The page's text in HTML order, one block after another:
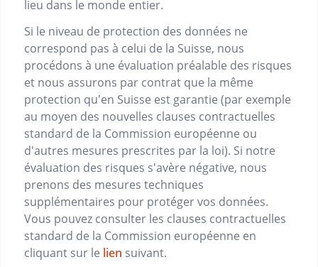
lieu dans le monde entier.
Si le niveau de protection des données ne
correspond pas à celui de la Suisse, nous
procédons à une évaluation préalable des risques
et nous assurons par contrat que la même
protection qu'en Suisse est garantie (par exemple
au moyen des nouvelles clauses contractuelles
standard de la Commission européenne ou
d'autres mesures prescrites par la loi). Si notre
évaluation des risques s'avère négative, nous
prenons des mesures techniques
supplémentaires pour protéger vos données.
Vous pouvez consulter les clauses contractuelles
standard de la Commission européenne en
cliquant sur le lien suivant.